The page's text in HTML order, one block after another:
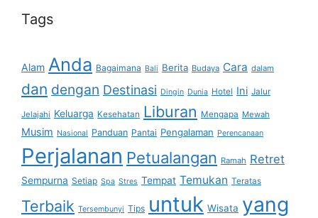
Tags
Alam Anda Bagaimana Bali Berita Budaya Cara dalam
dan dengan Destinasi Dingin Dunia Hotel Ini Jalur
Jelajahi Keluarga Kesehatan Liburan Mengapa Mewah
Musim Nasional Panduan Pantai Pengalaman Perencanaan
Perjalanan Petualangan Ramah Retret
Sempurna Setiap Spa Stres Tempat Temukan Teratas
Terbaik Tersembunyi Tips untuk Wisata yang